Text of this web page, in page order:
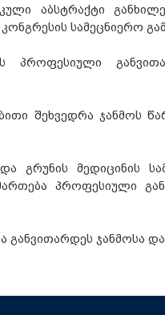
აბსტრაქტი
სამეცნიერო
პროფესიული
შეხვედრა ჯანმოს
გრუნის მედიცინის
პროფესიული
განვითარდეს ჯანმოსა